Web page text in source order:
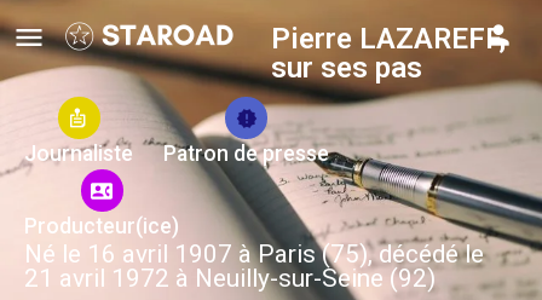
Pierre LAZAREFF,
sur ses pas
Journaliste Patron de presse
Producteur(ice)
Né le 16 avril 1907 à Paris (75), décédé le
21 avril 1972 à Neuilly-sur-Seine (92)